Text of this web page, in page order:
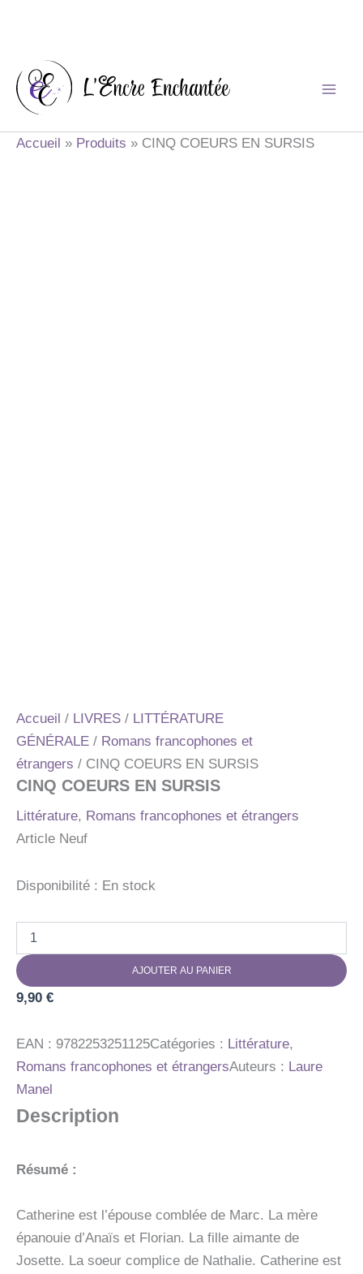
contenu
Accueil Produits CINQ COEURS EN SURSIS
Accueil / LIVRES / LITTÉRATURE
GÉNÉRALE / Romans francophones et
étrangers / CINQ COEURS EN SURSIS
CINQ COEURS EN SURSIS
Littérature, Romans francophones et étrangers
Article Neuf
Disponibilité : En stock
CINQ
COEURS
EN
AJOUTER AU PANIER
9,90 €
EAN : 9782253251125Catégories : Littérature,
Romans francophones et étrangersAuteurs : Laure
Manel
Description
Résumé :
Catherine est l’épouse comblée de Marc. La mère
épanouie d’Anaïs et Florian. La fille aimante de
Josette. La soeur complice de Nathalie. Catherine est